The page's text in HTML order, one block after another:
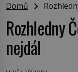
Domů
Rozhledny
nejdál